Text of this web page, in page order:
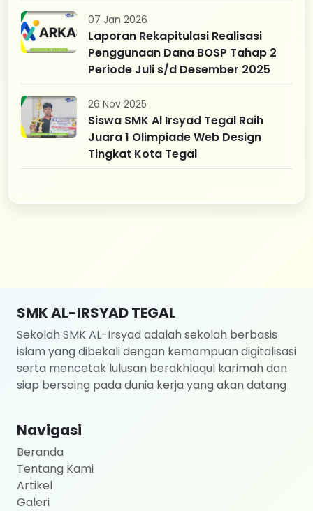
07 Jan 2026
Laporan Rekapitulasi Realisasi
Penggunaan Dana BOSP Tahap 2
Periode Juli s/d Desember 2025
26 Nov 2025
Siswa SMK Al Irsyad Tegal Raih
Juara 1 Olimpiade Web Design
Tingkat Kota Tegal
SMK AL-IRSYAD TEGAL
Sekolah SMK AL-Irsyad adalah sekolah berbasis
islam yang dibekali dengan kemampuan digitalisasi
serta mencetak lulusan berakhlaqul karimah dan
siap bersaing pada dunia kerja yang akan datang
Navigasi
Beranda
Tentang Kami
Artikel
Galeri